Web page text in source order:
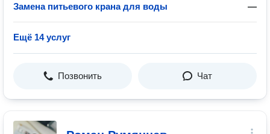
Замена питьевого крана для воды —
Ещё 14 услуг
Позвонить Чат